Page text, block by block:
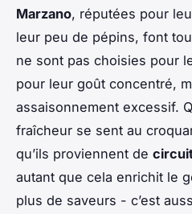
Marzano, réputées pour
leur peu de pépins, font
ne sont pas choisies pour
pour leur goût concentré,
assaisonnement excessif.
fraîcheur se sent au
qu’ils proviennent de
autant que cela enrichit le
plus de saveurs - c’est